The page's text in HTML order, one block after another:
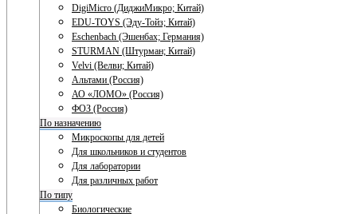
DigiMicro (ДиджиМикро; Китай)
EDU-TOYS (Эду-Тойз; Китай)
Eschenbach (Эшенбах; Германия)
STURMAN (Штурман; Китай)
Velvi (Велви; Китай)
Альтами (Россия)
АО «ЛОМО» (Россия)
ФОЗ (Россия)
По назначению
Микроскопы для детей
Для школьников и студентов
Для лаборатории
Для различных работ
По типу
Биологические